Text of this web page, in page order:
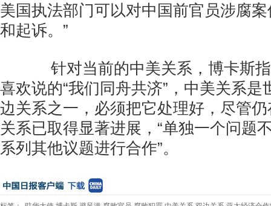
美国执法部门可以对中国前官员涉腐
和起诉。”
针对当前的中美关系，博卡斯指
喜欢说的“我们同舟共济”，中美关系是
边关系之一，必须把它处理好，尽管
关系已取得显著进展，“单独一个问题
系列其他议题进行合作”。